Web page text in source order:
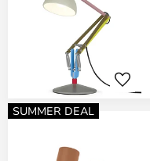
SUMMER DEAL